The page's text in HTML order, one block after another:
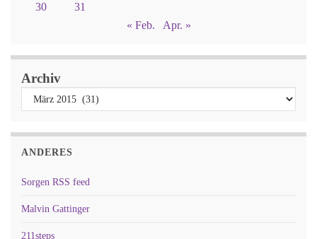
30
31
« Feb.
Apr. »
Archiv
ANDERES
Sorgen RSS feed
Malvin Gattinger
211steps